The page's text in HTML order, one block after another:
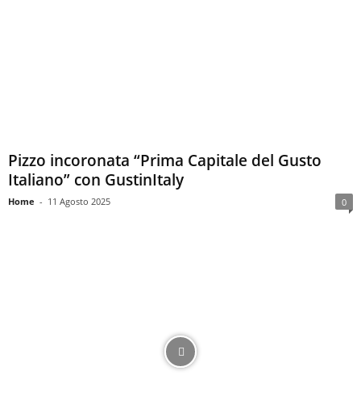
Pizzo incoronata “Prima Capitale del Gusto
Italiano” con GustinItaly
Home - 11 Agosto 2025 0